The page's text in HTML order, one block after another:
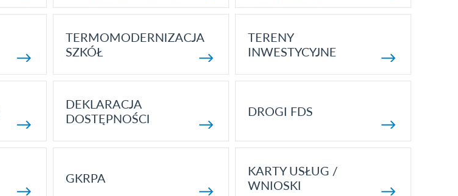
TERMOMODERNIZACJA
SZKÓŁ
TERENY
INWESTYCYJNE
DEKLARACJA
DOSTĘPNOŚCI
DROGI FDS
GKRPA
KARTY USŁUG /
WNIOSKI